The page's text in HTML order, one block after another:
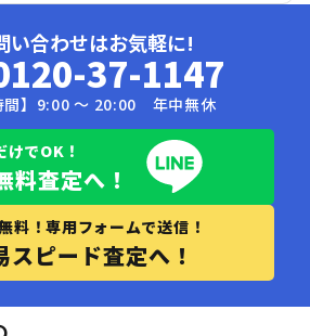
い合わせはお気軽に!
37-1147
間】9:00 〜 20:00 年中無休
けでOK！
料査定へ！
料！専用フォームで送信！
スピード査定へ！